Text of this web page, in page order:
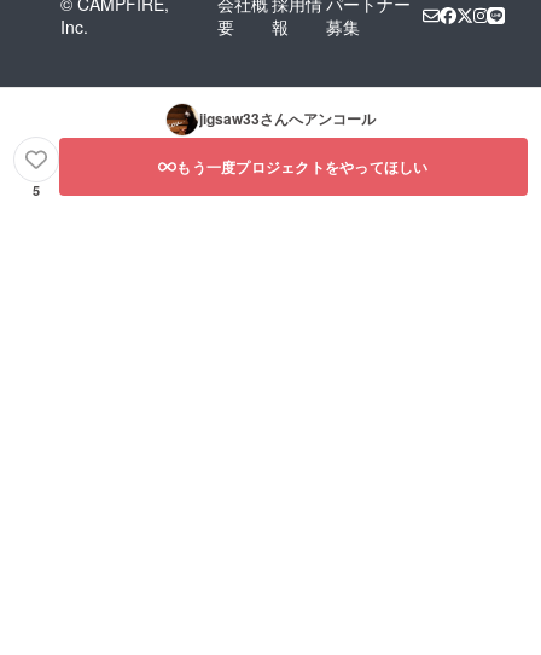
Inc.
要
報
募集
jigsaw33さんへアンコール
5
もう一度プロジェクトをやってほしい